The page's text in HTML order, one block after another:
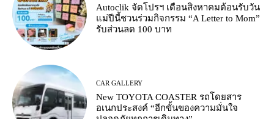
Autoclik จัดโปรฯ เดือนสิงหาคมต้อนรับวัน
แม่ปีนี้ชวนร่วมกิจกรรม “A Letter to Mom”
รับส่วนลด 100 บาท
CAR GALLERY
New TOYOTA COASTER รถโดยสาร
อเนกประสงค์ “อีกขั้นของความมั่นใจ